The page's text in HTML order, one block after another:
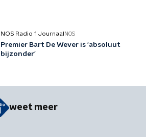
NOS Radio 1 Journaal NOS
Premier Bart De Wever is 'absoluut
bijzonder'
weet meer